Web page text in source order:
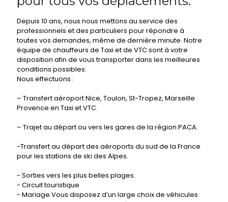
Depuis 10 ans, nous nous mettons au service des
professionnels et des particuliers pour répondre à
toutes vos demandes, même de dernière minute. Notre
équipe de chauffeurs de Taxi et de VTC sont à votre
disposition afin de vous transporter dans les meilleures
conditions possibles.
Nous effectuons :
– Transfert aéroport Nice, Toulon, St-Tropez, Marseille
Provence en Taxi et VTC.
– Trajet au départ ou vers les gares de la région PACA.
-Transfert au départ des aéroports du sud de la France
pour les stations de ski des Alpes.
- Sorties vers les plus belles plages.
- Circuit touristique
- Mariage Vous disposez d’un large choix de véhicules